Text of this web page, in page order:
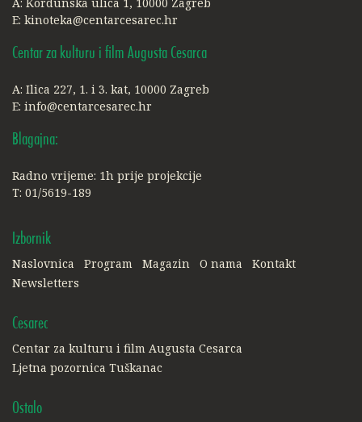
E: kinoteka@centarcesarec.hr
Centar za kulturu i film Augusta Cesarca
A: Ilica 227, 1. i 3. kat, 10000 Zagreb
E: info@centarcesarec.hr
Blagajna:
Radno vrijeme: 1h prije projekcije
T: 01/5619-189
Izbornik
Naslovnica Program Magazin O nama
Kontakt
Newsletters
Cesarec
Centar za kulturu i film Augusta Cesarca
Ljetna pozornica Tuškanac
Ostalo